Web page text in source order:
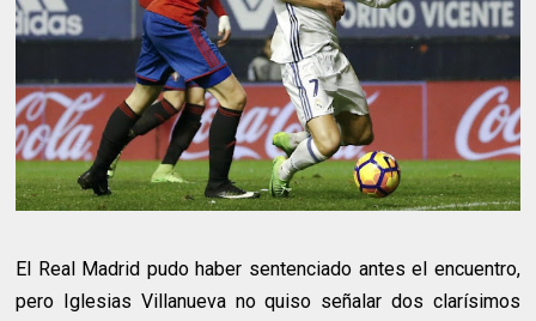
El Real Madrid pudo haber sentenciado antes el encuentro,
pero Iglesias Villanueva no quiso señalar dos clarísimos